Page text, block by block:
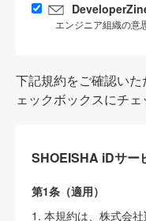
エンジニア組織の意
下記規約をご確認い
ェックボックスにチェ
SHOEISHA iDサー
第1条（適用）
1. 本規約は、株式会